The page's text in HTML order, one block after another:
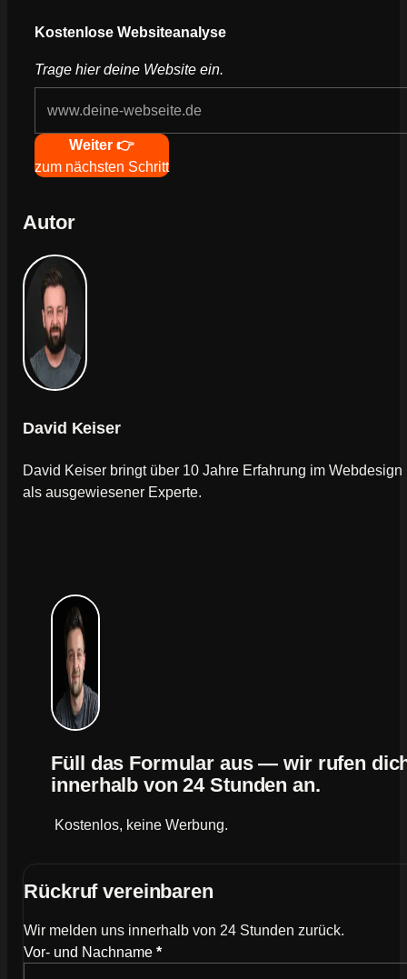
Kostenlose Websiteanalyse
Trage hier deine Website ein.
NavigationWeiter 👉
zum nächsten Schritt
Autor
David Keiser
David Keiser bringt über 10 Jahre Erfahrung im
als ausgewiesener Experte.
Rückruf vereinbaren
Wir melden uns innerhalb von 24 Stunden zurück.
Wie können wir dich kontaktieren?
Vor- und Nachname *
Füll das Formular aus — wir rufen
innerhalb von 24 Stunden an.
Kostenlos, keine Werbung.